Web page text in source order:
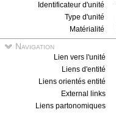
Identificateur d'unité
Type d'unité
Matérialité
Navigation
Lien vers l'unité
Liens d'entité
Liens orientés entité
External links
Liens partonomiques